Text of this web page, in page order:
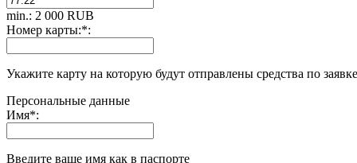
min.: 2 000 RUB
Номер карты:*:
Укажите карту на которую будут отправлены средства по заявке
Персональные данные
Имя*:
Введите ваше имя как в паспорте